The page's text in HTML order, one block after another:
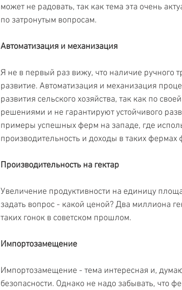
может не радовать, так как тема эта очень
по затронутым вопросам.
Автоматизация и механизация
Я не в первый раз вижу, что наличие ручного
развитие. Автоматизация и механизация
развития сельского хозяйства, так как по
решениями и не гарантируют устойчивого
примеры успешных ферм на западе, где
производительность и доходы в таких
Производительность на гектар
Увеличение продуктивности на единицу
задать вопрос - какой ценой? Два миллиона
таких гонок в советском прошлом.
Импортозамещение
Импортозамещение - тема интересная и,
безопасности. Однако не надо забывать, что